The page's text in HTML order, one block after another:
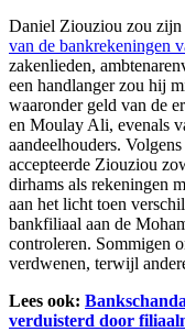
Daniel Ziouziou zou zijn
van de bankrekeningen
zakenlieden,
een handlanger zou hij
waaronder geld van de
en Moulay Ali, evenals
aandeelhouders.
accepteerde Ziouziou
dirhams als rekeningen
aan het licht toen
bankfiliaal aan de
controleren. Sommigen
verdwenen, terwijl
Lees ook:
verduisterd door